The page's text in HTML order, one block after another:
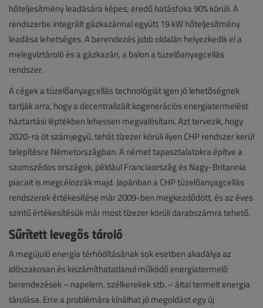
hőteljesítmény leadására képes; eredő hatásfoka 90% körüli. A
rendszerbe integrált gázkazánnal együtt 19 kW hőteljesítmény
leadása lehetséges. A berendezés jobb oldalán helyezkedik el a
melegvíztároló és a gázkazán, a balon a tüzelőanyagcellás
rendszer.
A cégek a tüzelőanyagcellás technológiát igen jó lehetőségnek
tartják arra, hogy a decentralizált kogenerációs energiatermelést
háztartási léptékben lehessen megvalósítani. Azt tervezik, hogy
2020-ra öt számjegyű, tehát tízezer körüli ilyen CHP rendszer kerül
telepítésre Németországban. A német tapasztalatokra építve a
szomszédos országok, például Franciaország és Nagy-Britannia
piacait is megcélozzák majd. Japánban a CHP tüzelőanyagcellás
rendszerek értékesítése már 2009-ben megkezdődött, és az éves
szintű értékesítésük már most tízezer körüli darabszámra tehető.
Sűrített levegős tároló
A megújuló energia térhódításának sok esetben akadálya az
időszakosan és kiszámíthatatlanul működő energiatermelő
berendezések – napelem, szélkerekek stb. – által termelt energia
tárolása. Erre a problémára kínálhat jó megoldást egy új